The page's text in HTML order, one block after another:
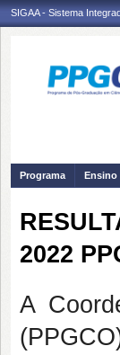
SIGAA - Sistema
Programa Ensino
2022
A